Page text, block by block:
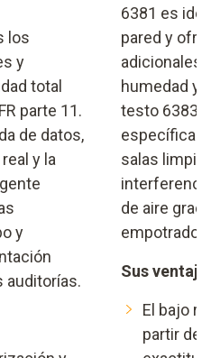
los
y
total
parte 11.
de datos,
y la
y
auditorías.
6381 es
pared y
adicionales
humedad y
testo 6383
salas
de aire
empotrado.
Sus
El bajo
partir de